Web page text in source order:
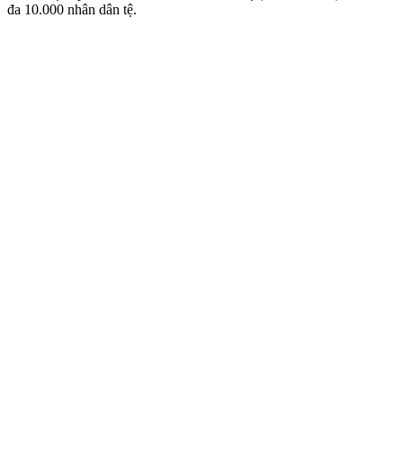
đa 10.000 nhân dân tệ.